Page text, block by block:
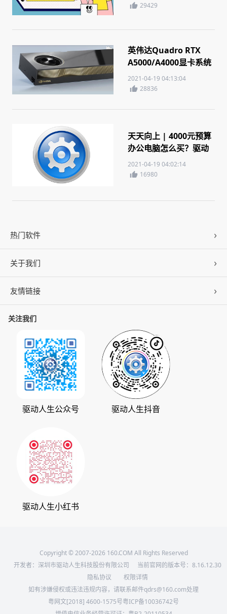
29429
英伟达Quadro RTX
A5000/A4000显卡系统
参数曝光
2021-04-19 04:13:04
28836
天天向上 | 4000元预算
办公电脑怎么买？驱动
哥搞了一套无短板的
AMD组合
2021-04-19 04:02:14
16980
热门软件
驱动人生
百页窗
数据救星
人生日历
关于我们
公司概况
公司动态
发展历程
支持中心
版权声明
友情链接
ZOL下载
华军软件园
系统之家
下载之家
驱动大师
天极下载
关注我们
驱动人生公众号 驱动人生抖音
驱动人生小红书
Copyright © 2007-2026 160.COM All Rights Reserved
开发者：深圳市驱动人生科技股份有限公司
当前官网的版本号： 8.16.12.30
隐私协议
权限详情
如有涉嫌侵权或违法违规内容，请联系邮件qdrs@160.com处理
粤网文[2018] 4600-1575号粤ICP备10036742号